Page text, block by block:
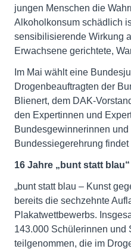
jungen Menschen die
Alkoholkonsum schädlich
sensibilisierende Wirkung
Erwachsene gerichtete,
Im Mai wählt eine
Drogenbeauftragten der
Blienert, dem DAK-
den Expertinnen und
Bundesgewinnerinnen
Bundessiegerehrung
16 Jahre „bunt statt blau“
„bunt statt blau – Kunst
bereits die sechzehnte
Plakatwettbewerbs.
143.000 Schülerinnen und
teilgenommen, die im